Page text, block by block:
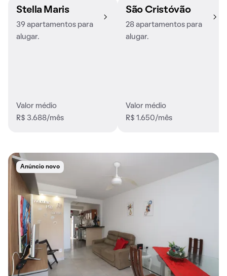
Stella Maris
39 apartamentos para
alugar.
Valor médio
R$ 3.688/mês
São Cristóvão
28 apartamentos para
alugar.
Valor médio
R$ 1.650/mês
Anúncio novo